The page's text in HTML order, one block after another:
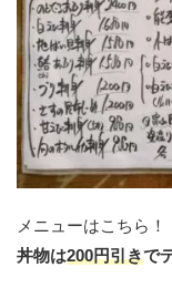
メニューはこちら！
丼物は200円引きで